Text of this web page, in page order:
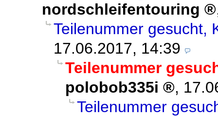
nordschleifentouring
Teilenummer gesucht,
17.06.2017, 14:39
Teilenummer
polobob335i
,
Teilenummer